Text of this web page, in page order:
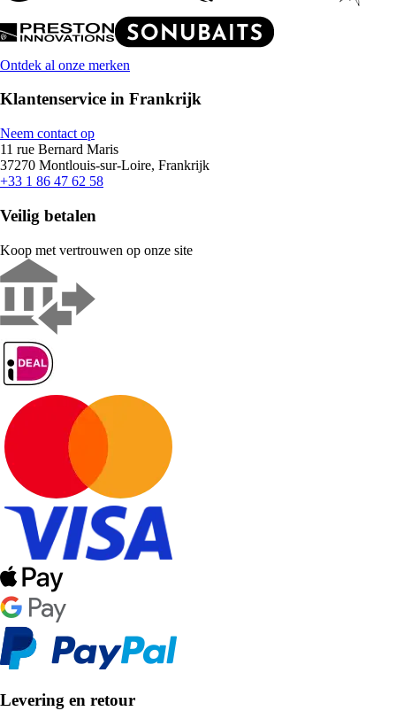
Ontdek al onze merken
Klantenservice in Frankrijk
Neem contact op
11 rue Bernard Maris
37270 Montlouis-sur-Loire, Frankrijk
+33 1 86 47 62 58
Veilig betalen
Koop met vertrouwen op onze site
Levering en retour